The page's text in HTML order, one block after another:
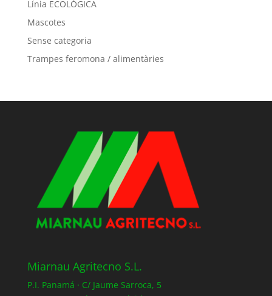
Línia ECOLÒGICA
Mascotes
Sense categoria
Trampes feromona / alimentàries
Miarnau Agritecno S.L.
P.I. Panamá · C/ Jaume Sarroca, 5